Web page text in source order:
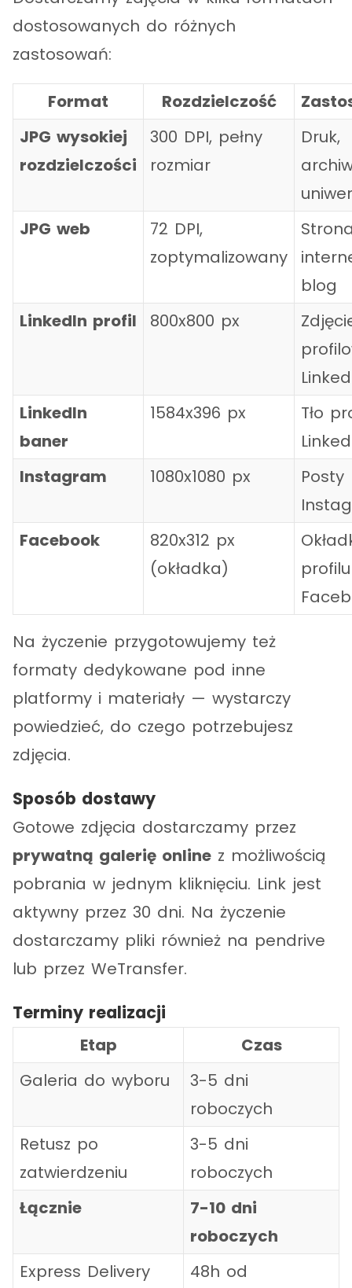
dostosowanych do różnych
zastosowań:
Format Rozdzielczość
JPG wysokiej
rozdzielczości
300 DPI, pełny
rozmiar
Druk,
JPG web
72 DPI,
zoptymalizowany
blog
LinkedIn profil
800x800 px
LinkedIn
baner
1584x396 px
Tło
Instagram
1080x1080 px
Posty
Facebook
820x312 px
(okładka)
profilu
Na życzenie przygotowujemy też
formaty dedykowane pod inne
platformy i materiały — wystarczy
powiedzieć, do czego potrzebujesz
zdjęcia.
Sposób dostawy
Gotowe zdjęcia dostarczamy przez
prywatną galerię online z możliwością
pobrania w jednym kliknięciu. Link jest
aktywny przez 30 dni. Na życzenie
dostarczamy pliki również na pendrive
lub przez WeTransfer.
Terminy realizacji
Etap
Czas
Galeria do wyboru
3-5 dni
roboczych
Retusz po
zatwierdzeniu
3-5 dni
roboczych
Łącznie
7-10 dni
roboczych
Express Delivery
48h od